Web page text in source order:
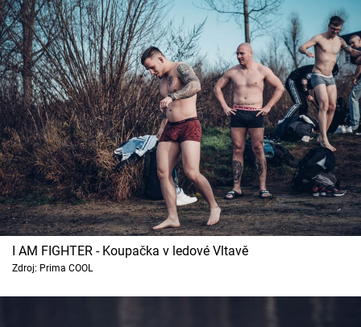
I AM FIGHTER - Koupačka v ledové Vltavě
Zdroj: Prima COOL